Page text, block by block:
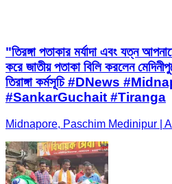
"তিরঙ্গা পতাকার মর্যাদা এবং যত্ন
করে জাতীয় পতাকা বিলি করলেন
তিরাঙ্গা কর্মসূচি #DNews
#SankarGuchait #Tiranga
Midnapore, Paschim Medinipur |